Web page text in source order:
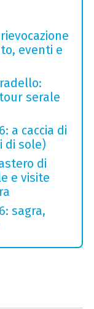
eventi e
serale
a caccia di
di sole)
di
e visite
sagra,